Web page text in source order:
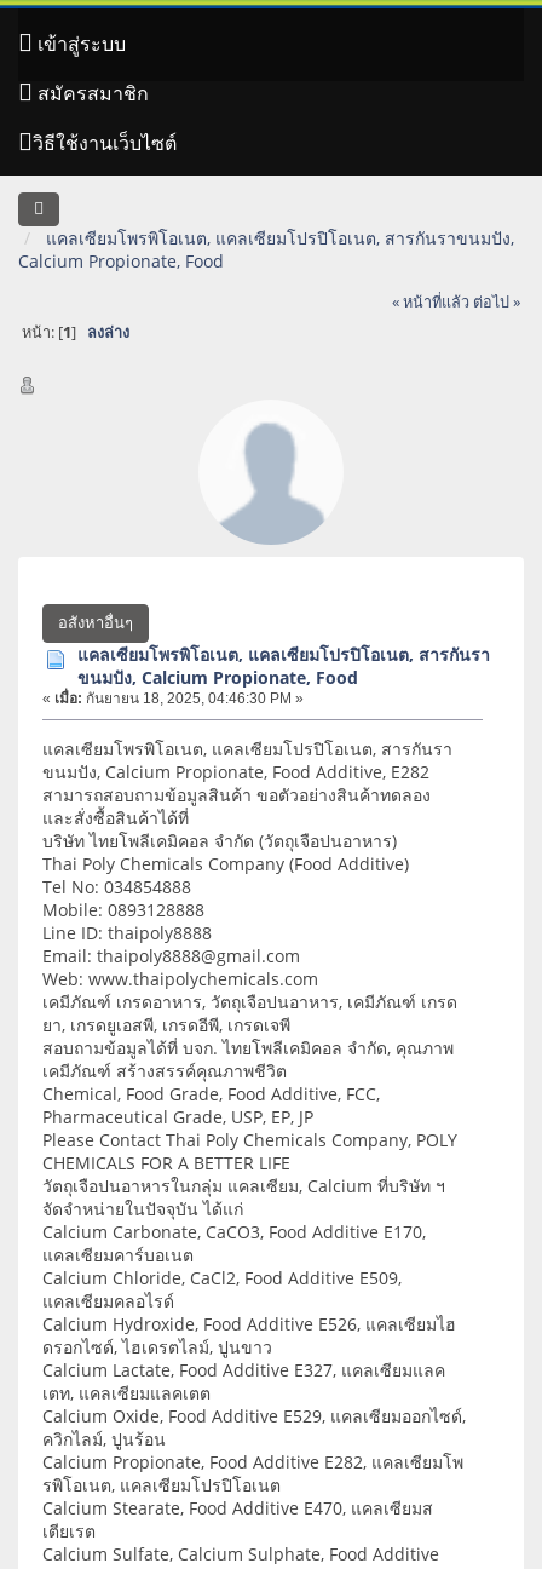
เข้าสู่ระบบ
สมัครสมาชิก
วิธีใช้งานเว็บไซต์
แคลเซียมโพรพิโอเนต, แคลเซียมโปรปิโอเนต, สารกันราขนมปัง,
Calcium Propionate, Food
« หน้าที่แล้ว ต่อไป »
หน้า: [1] ลงล่าง
อสังหาอื่นๆ
แคลเซียมโพรพิโอเนต, แคลเซียมโปรปิโอเนต, สารกันรา
ขนมปัง, Calcium Propionate, Food
« เมื่อ: กันยายน 18, 2025, 04:46:30 PM »
แคลเซียมโพรพิโอเนต, แคลเซียมโปรปิโอเนต, สารกันรา
ขนมปัง, Calcium Propionate, Food Additive, E282
สามารถสอบถามข้อมูลสินค้า ขอตัวอย่างสินค้าทดลอง
และสั่งซื้อสินค้าได้ที่
บริษัท ไทยโพลีเคมิคอล จำกัด (วัตถุเจือปนอาหาร)
Thai Poly Chemicals Company (Food Additive)
Tel No: 034854888
Mobile: 0893128888
Line ID: thaipoly8888
Email: thaipoly8888@gmail.com
Web: www.thaipolychemicals.com
เคมีภัณฑ์ เกรดอาหาร, วัตถุเจือปนอาหาร, เคมีภัณฑ์ เกรด
ยา, เกรดยูเอสพี, เกรดอีพี, เกรดเจพี
สอบถามข้อมูลได้ที่ บจก. ไทยโพลีเคมิคอล จำกัด, คุณภาพ
เคมีภัณฑ์ สร้างสรรค์คุณภาพชีวิต
Chemical, Food Grade, Food Additive, FCC,
Pharmaceutical Grade, USP, EP, JP
Please Contact Thai Poly Chemicals Company, POLY
CHEMICALS FOR A BETTER LIFE
วัตถุเจือปนอาหารในกลุ่ม แคลเซียม, Calcium ที่บริษัท ฯ
จัดจำหน่ายในปัจจุบัน ได้แก่
Calcium Carbonate, CaCO3, Food Additive E170,
แคลเซียมคาร์บอเนต
Calcium Chloride, CaCl2, Food Additive E509,
แคลเซียมคลอไรด์
Calcium Hydroxide, Food Additive E526, แคลเซียมไฮ
ดรอกไซด์, ไฮเดรตไลม์, ปูนขาว
Calcium Lactate, Food Additive E327, แคลเซียมแลค
เตท, แคลเซียมแลคเตต
Calcium Oxide, Food Additive E529, แคลเซียมออกไซด์,
ควิกไลม์, ปูนร้อน
Calcium Propionate, Food Additive E282, แคลเซียมโพ
รพิโอเนต, แคลเซียมโปรปิโอเนต
Calcium Stearate, Food Additive E470, แคลเซียมส
เตียเรต
Calcium Sulfate, Calcium Sulphate, Food Additive